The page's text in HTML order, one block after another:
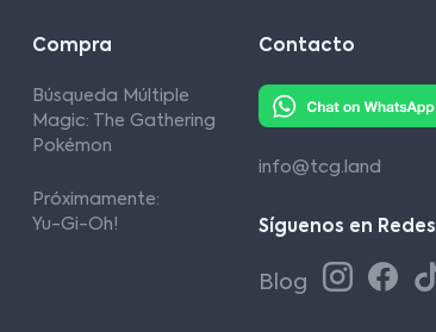
Compra
Búsqueda Múltiple
Magic: The Gathering
Pokémon
Próximamente:
Yu-Gi-Oh!
Contacto
info@tcg.land
Síguenos en Redes
Blog